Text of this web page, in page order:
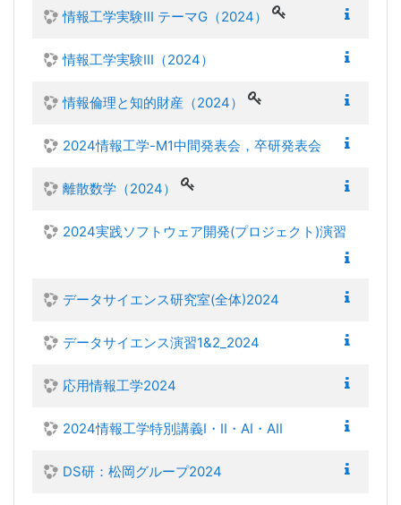
情報工学実験III テーマG（2024）
情報工学実験III（2024）
情報倫理と知的財産（2024）
2024情報工学-M1中間発表会，卒研発表会
離散数学（2024）
2024実践ソフトウェア開発(プロジェクト)演習
データサイエンス研究室(全体)2024
データサイエンス演習1&2_2024
応用情報工学2024
2024情報工学特別講義Ⅰ・Ⅱ・AⅠ・AⅡ
DS研：松岡グループ2024